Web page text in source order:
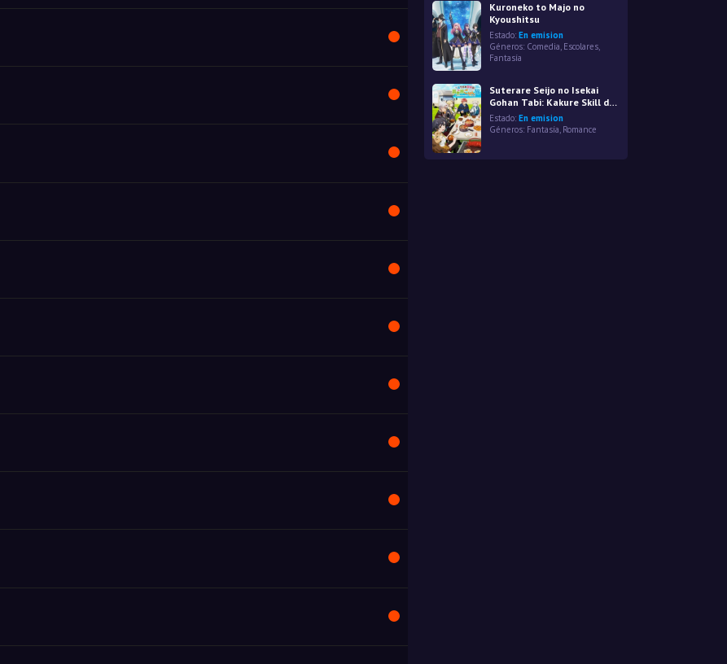
Kuroneko to Majo no
Kyoushitsu
Estado: En emision
Géneros: Comedia, Escolares
Fantasía
Suterare Seijo no Isekai
Gohan Tabi: Kakure Skill de
Camping Car wo Shoukan
shimashita
Estado: En emision
Géneros: Fantasía Romance